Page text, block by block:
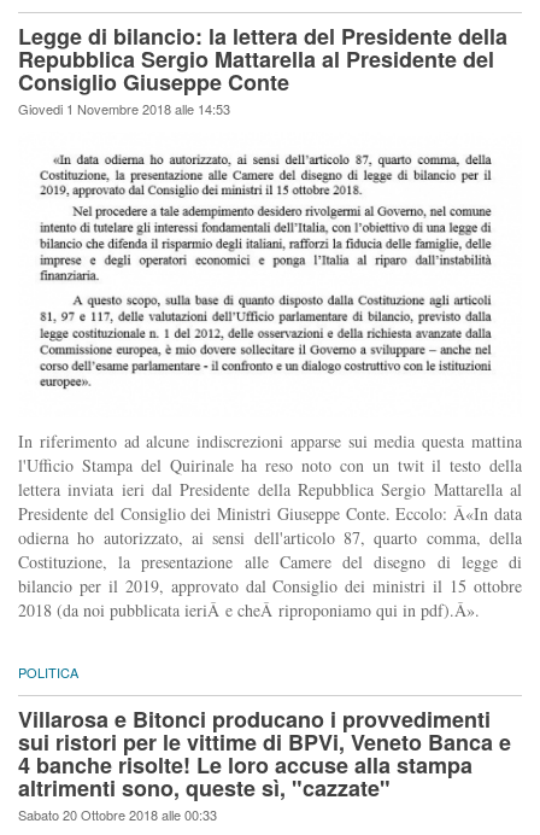
Legge di bilancio: la lettera del Presidente della
Repubblica Sergio Mattarella al Presidente del
Consiglio Giuseppe Conte
Giovedi 1 Novembre 2018 alle 14:53
In riferimento ad alcune indiscrezioni apparse sui media questa mattina
l'Ufficio Stampa del Quirinale ha reso noto con un twit il testo della
lettera inviata ieri dal Presidente della Repubblica Sergio Mattarella al
Presidente del Consiglio dei Ministri Giuseppe Conte. Eccolo: Â«In data
odierna ho autorizzato, ai sensi dell'articolo 87, quarto comma, della
Costituzione, la presentazione alle Camere del disegno di legge di
bilancio per il 2019, approvato dal Consiglio dei ministri il 15 ottobre
2018 (da noi pubblicata ieriÂ e cheÂ riproponiamo qui in pdf).Â».
POLITICA
Villarosa e Bitonci producano i provvedimenti
sui ristori per le vittime di BPVi, Veneto Banca e
4 banche risolte! Le loro accuse alla stampa
altrimenti sono, queste sì, "cazzate"
Sabato 20 Ottobre 2018 alle 00:33